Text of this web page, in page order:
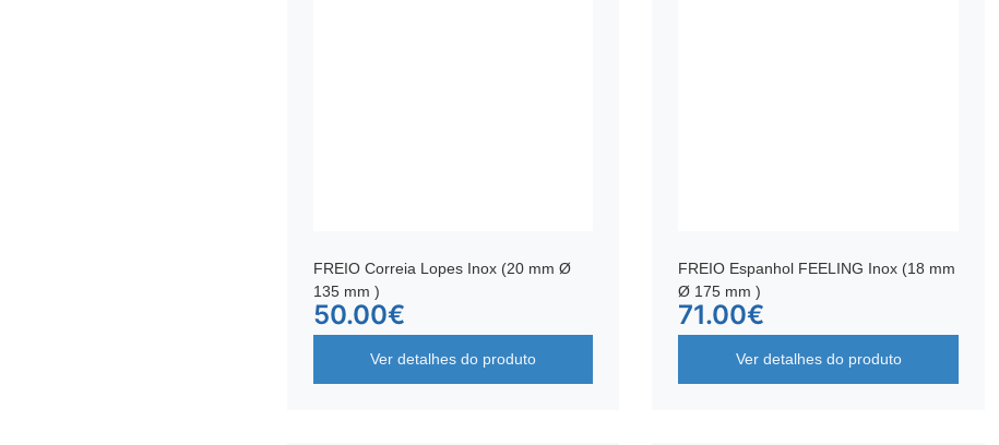
FREIO Correia Lopes Inox (20 mm Ø
135 mm )
50.00€
Ver detalhes do produto
FREIO Espanhol FEELING Inox (18 mm
Ø 175 mm )
71.00€
Ver detalhes do produto